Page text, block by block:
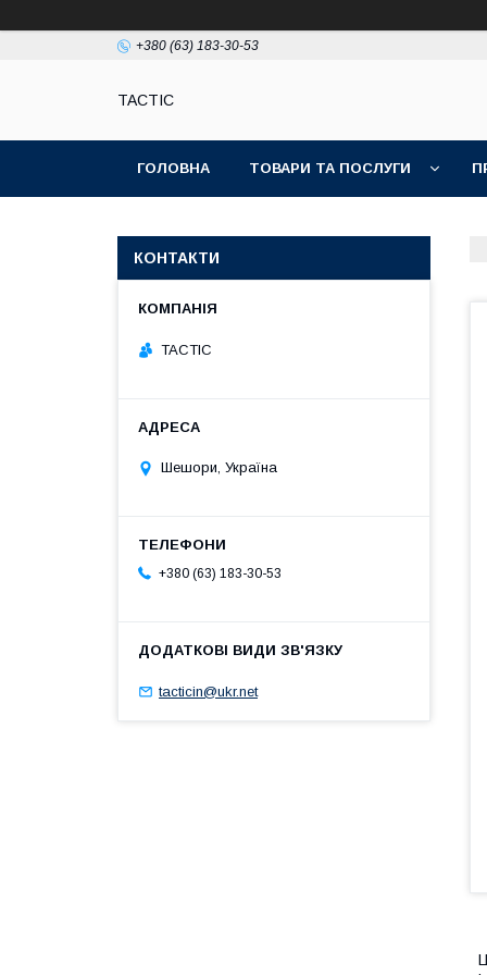
+380 (63) 183-30-53
TACTIC
ГОЛОВНА ТОВАРИ ТА ПОСЛУГИ
КОНТАКТИ
TACTIC
Шешори, Україна
+380 (63) 183-30-53
tacticin@ukr.net